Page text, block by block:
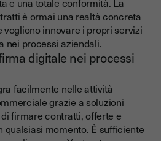
è ormai una realtà concreta
innovare i propri servizi
nei processi aziendali.
digitale nei processi
facilmente nelle attività
grazie a soluzioni
firmare contratti, offerte e
qualsiasi momento. È sufficiente